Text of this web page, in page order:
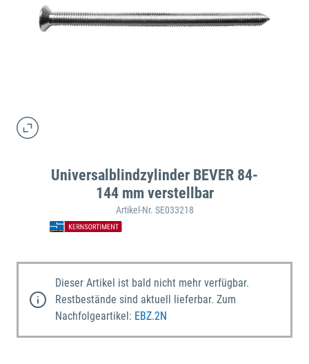
Universalblindzylinder BEVER 84-
144 mm verstellbar
Artikel-Nr. SE033218
Dieser Artikel ist bald nicht mehr verfügbar.
Restbestände sind aktuell lieferbar. Zum
Nachfolgeartikel: EBZ.2N